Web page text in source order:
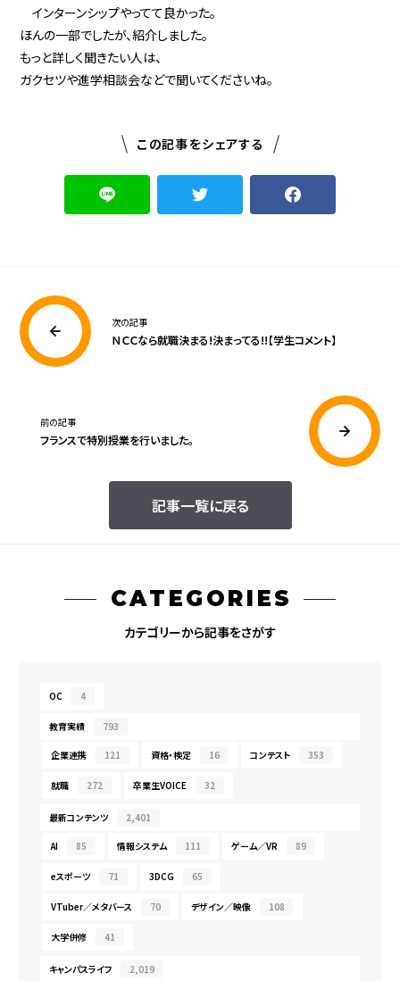
インターンシップやってて良かった。
ほんの一部でしたが、紹介しました。
もっと詳しく聞きたい人は、
ガクセツや進学相談会などで聞いてくださいね。
この記事をシェアする
次の記事
ＮＣＣなら就職決まる!決まってる!!【学生コメント】
記事一覧に戻る
前の記事
フランスで特別授業を行いました。
CATEGORIES
カテゴリーから記事をさがす
OC 4
教育実績 793
企業連携 121 資格・検定 16 コンテスト 353
就職 272 卒業生VOICE 32
最新コンテンツ 2,401
AI 85 情報システム 111 ゲーム／VR 89
eスポーツ 71 3DCG 65
VTuber／メタバース 70 デザイン／映像 108
大学併修 41
キャンパスライフ 2,019